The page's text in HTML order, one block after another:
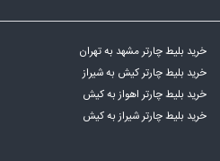
خرید بلیط چارتر مشهد به تهران
خرید بلیط چارتر کیش به شیراز
خرید بلیط چارتر اهواز به کیش
خرید بلیط چارتر شیراز به کیش